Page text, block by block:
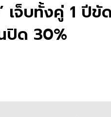
เจ็บทั้งคู่ 1 ปี
ปิด 30%